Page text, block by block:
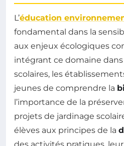
L’éducation
fondamental dans la
aux enjeux écologiques
intégrant ce domaine
scolaires, les
jeunes de comprendre la
l’importance de la
projets de jardinage
élèves aux principes de la